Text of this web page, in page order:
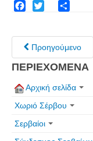
Προηγούμενο
ΠΕΡΙΕΧΟΜΕΝΑ
Αρχική σελίδα
Χωριό Σέρβου
Σερβαίοι